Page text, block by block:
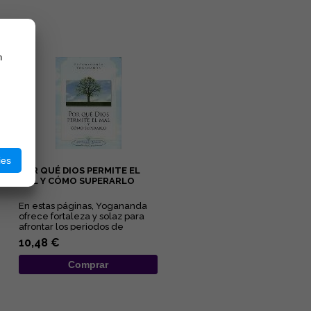
POR QUÉ DIOS PERMITE EL
MAL Y CÓMO SUPERARLO
En estas páginas, Yogananda
ofrece fortaleza y solaz para
afrontar los periodos de
adversidad al esclarecer lo...
10,48 €
Comprar